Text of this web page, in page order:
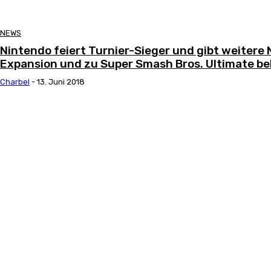
NEWS
Nintendo feiert Turnier-Sieger und gibt weitere
Expansion und zu Super Smash Bros. Ultimate
Charbel - 13. Juni 2018